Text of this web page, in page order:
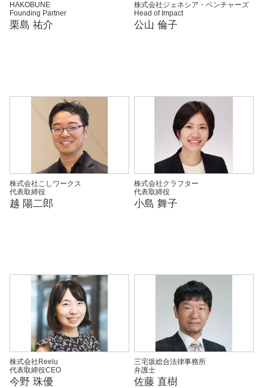
HAKOBUNE
Founding Partner
栗島 祐介
株式会社ジェネシア・ベンチャーズ
Head of Impact
公山 倫子
株式会社こしワークス
代表取締役
越 陽二郎
株式会社クラフター
代表取締役
小島 舞子
株式会社Reelu
代表取締役CEO
今野 珠優
三宅坂総合法律事務所
弁護士
佐藤 直樹